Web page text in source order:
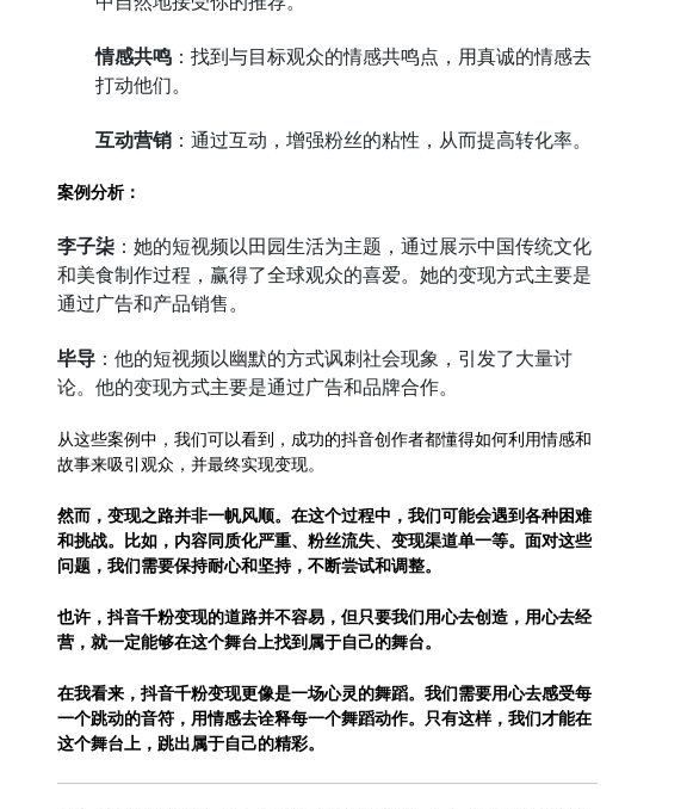
情感共鸣 ：找到与目标观众的情感共鸣点，用真诚的情感去
打动他们。
互动营销 ：通过互动，增强粉丝的粘性，从而提高转化率。
案例分析：
李子柒 ：她的短视频以田园生活为主题，通过展示中国传统文化
和美食制作过程，赢得了全球观众的喜爱。她的变现方式主要是
通过广告和产品销售。
毕导 ：他的短视频以幽默的方式讽刺社会现象，引发了大量讨
论。他的变现方式主要是通过广告和品牌合作。
从这些案例中，我们可以看到，成功的抖音创作者都懂得如何利用情感和
故事来吸引观众，并最终实现变现。
然而，变现之路并非一帆风顺。在这个过程中，我们可能会遇到各种困难
和挑战。比如，内容同质化严重、粉丝流失、变现渠道单一等。面对这些
问题，我们需要保持耐心和坚持，不断尝试和调整。
也许，抖音千粉变现的道路并不容易，但只要我们用心去创造，用心去经
营，就一定能够在这个舞台上找到属于自己的舞台。
在我看来，抖音千粉变现更像是一场心灵的舞蹈。我们需要用心去感受每
一个跳动的音符，用情感去诠释每一个舞蹈动作。只有这样，我们才能在
这个舞台上，跳出属于自己的精彩。